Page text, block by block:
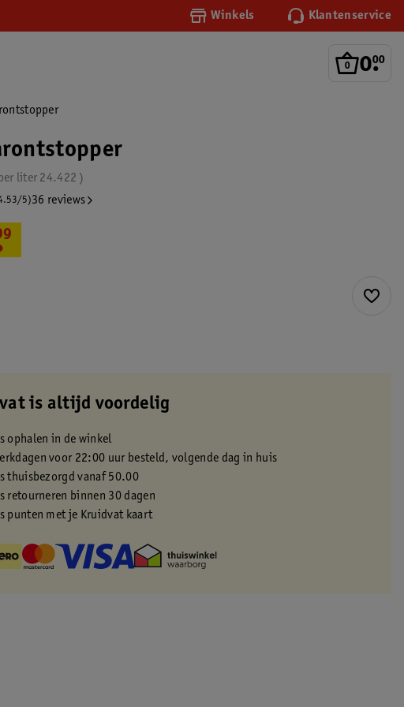
Winkels Klantenservice
0.
00
24.422
liter
5)36 reviews
is altijd voordelig
ophalen in de winkel
voor 22:00 uur besteld, volgende dag in huis
thuisbezorgd vanaf 50.00
retourneren binnen 30 dagen
punten met je Kruidvat kaart